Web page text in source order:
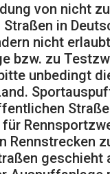
von nicht
in
nicht
bzw. zu
unbedingt
Rennstrecken
geschieht